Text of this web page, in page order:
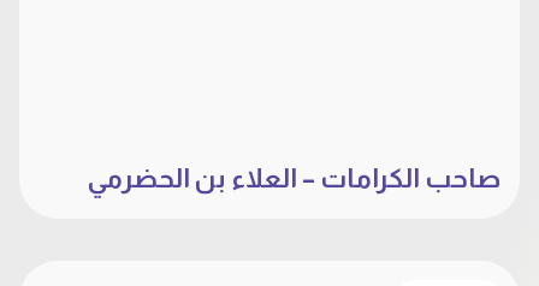
صاحب الكرامات – العلاء بن الحضرمي